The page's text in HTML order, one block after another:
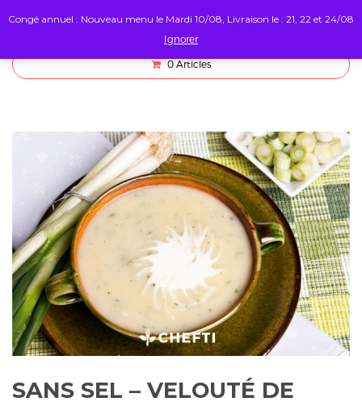
0 Articles
SANS SEL – VELOUTÉ DE
Congé annuel : Nouveau menu le Mardi 10/08, Livraison le : 21, 22 et 24/08
Ignorer